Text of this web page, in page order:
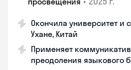
Окончила университет и
Ухане, Китай
Применяет
преодоления языкового